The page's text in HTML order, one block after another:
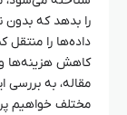
را بدهد که بدون
داده‌ها را منتقل
مقاله، به بررسی
مختلف خواهیم